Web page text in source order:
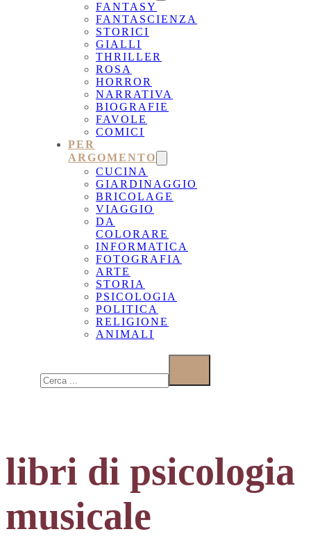
FANTASY
FANTASCIENZA
STORICI
GIALLI
THRILLER
ROSA
HORROR
NARRATIVA
BIOGRAFIE
FAVOLE
COMICI
PER
ARGOMENTO
CUCINA
GIARDINAGGIO
BRICOLAGE
VIAGGIO
DA
COLORARE
INFORMATICA
FOTOGRAFIA
ARTE
STORIA
PSICOLOGIA
POLITICA
RELIGIONE
ANIMALI
libri di psicologia
musicale